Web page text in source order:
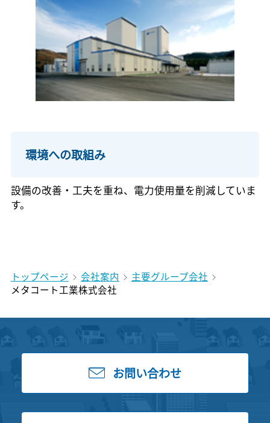
環境への取組み
設備の改善・工夫を重ね、電力使用量を削減していま
す。
トップページ 会社案内
主要グループ会社
メタコート工業株式会社
お問い合わせ